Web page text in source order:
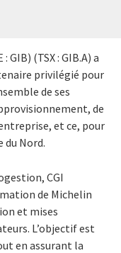
: GIB) (TSX : GIB.A) a
privilégié pour
de ses
de
et ce, pour
du Nord.
CGI
de Michelin
et mises
L’objectif est
en assurant la